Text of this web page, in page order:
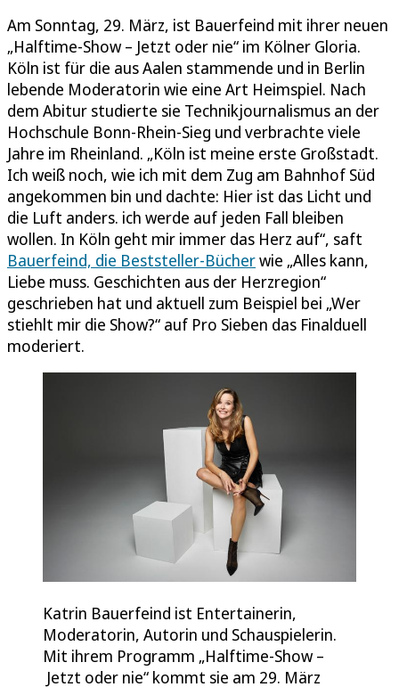
Am Sonntag, 29. März, ist Bauerfeind mit ihrer neuen
„Halftime-Show – Jetzt oder nie“ im Kölner Gloria.
Köln ist für die aus Aalen stammende und in Berlin
lebende Moderatorin wie eine Art Heimspiel. Nach
dem Abitur studierte sie Technikjournalismus an der
Hochschule Bonn-Rhein-Sieg und verbrachte viele
Jahre im Rheinland. „Köln ist meine erste Großstadt.
Ich weiß noch, wie ich mit dem Zug am Bahnhof Süd
angekommen bin und dachte: Hier ist das Licht und
die Luft anders. ich werde auf jeden Fall bleiben
wollen. In Köln geht mir immer das Herz auf“, saft
Bauerfeind, die Beststeller-Bücherwie „Alles kann,
Liebe muss. Geschichten aus der Herzregion“
geschrieben hat und aktuell zum Beispiel bei „Wer
stiehlt mir die Show?“ auf Pro Sieben das Finalduell
moderiert.
Katrin Bauerfeind ist Entertainerin,
Moderatorin, Autorin und Schauspielerin.
Mit ihrem Programm „Halftime-Show –
Jetzt oder nie“ kommt sie am 29. März